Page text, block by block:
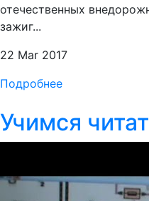
отечественных
зажиг...
22 Mar 2017
Подробнее
Учимся